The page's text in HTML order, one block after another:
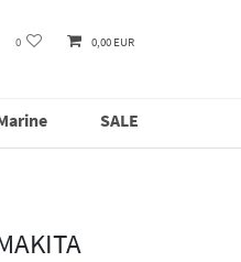
0 0,00 EUR
SALE